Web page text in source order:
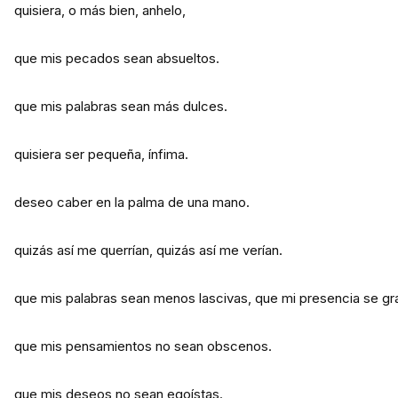
quisiera, o más bien, anhelo,
que mis pecados sean absueltos.
que mis palabras sean más dulces.
quisiera ser pequeña, ínfima.
deseo caber en la palma de una mano.
quizás así me querrían, quizás así me verían.
que mis palabras sean menos lascivas, que mi presencia se
que mis pensamientos no sean obscenos.
que mis deseos no sean egoístas.